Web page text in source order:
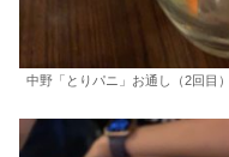
中野「とりパニ」お通し（2回目）